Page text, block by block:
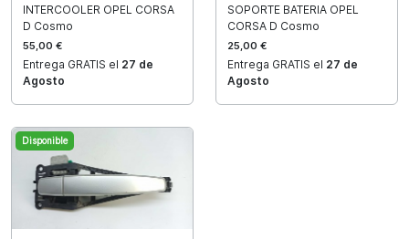
INTERCOOLER OPEL CORSA
D Cosmo
55,00 €
Entrega GRATIS el 27 de
Agosto
SOPORTE BATERIA OPEL
CORSA D Cosmo
25,00 €
Entrega GRATIS el 27 de
Agosto
Disponible